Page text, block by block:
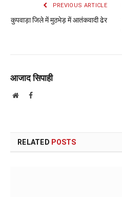
PREVIOUS ARTICLE
कुपवाड़ा जिले में मुठभेड़ में आतंकवादी ढेर
आजाद सिपाही
WebsiteFacebook
RELATED POSTS